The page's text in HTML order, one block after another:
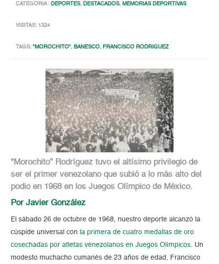
CATEGORIA :DEPORTES,DESTACADOS,MEMORIAS DEPORTIVAS
VISITAS: 1324
TAGS:"MOROCHITO",BANESCO, FRANCISCO RODRIGUEZ
“Morochito” Rodríguez tuvo el altísimo privilegio de
ser el primer venezolano que subió a lo más alto del
podio en 1968 en los Juegos Olímpico de México.
Por Javier González
El sábado 26 de octubre de 1968, nuestro deporte alcanzó la
cúspide universal con la primera de cuatro medallas de oro
cosechadas por atletas venezolanos en Juegos Olímpicos. Un
modesto muchacho cumanés de 23 años de edad, Francisco